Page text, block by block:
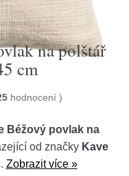
na polštář
cm
hodnocení )
Béžový povlak na
od značky Kave
Zobrazit více »